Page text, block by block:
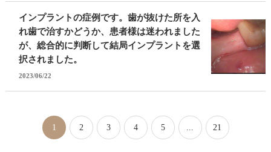
インプラントの症例です。歯が抜けた所を入
れ歯で治すかどうか、患者様は迷われました
が、総合的に判断して結局インプラントを選
択されました。
2023/06/22
1 2 3 4 5 ... 21